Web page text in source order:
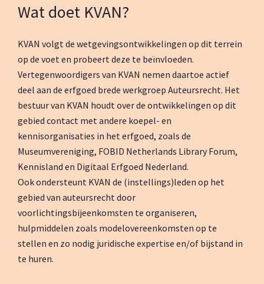
Wat doet KVAN?
KVAN volgt de wetgevingsontwikkelingen op dit terrein
op de voet en probeert deze te beïnvloeden.
Vertegenwoordigers van KVAN nemen daartoe actief
deel aan de erfgoed brede werkgroep Auteursrecht. Het
bestuur van KVAN houdt over de ontwikkelingen op dit
gebied contact met andere koepel- en
kennisorganisaties in het erfgoed, zoals de
Museumvereniging, FOBID Netherlands Library Forum,
Kennisland en Digitaal Erfgoed Nederland.
Ook ondersteunt KVAN de (instellings)leden op het
gebied van auteursrecht door
voorlichtingsbijeenkomsten te organiseren,
hulpmiddelen zoals modelovereenkomsten op te
stellen en zo nodig juridische expertise en/of bijstand in
te huren.